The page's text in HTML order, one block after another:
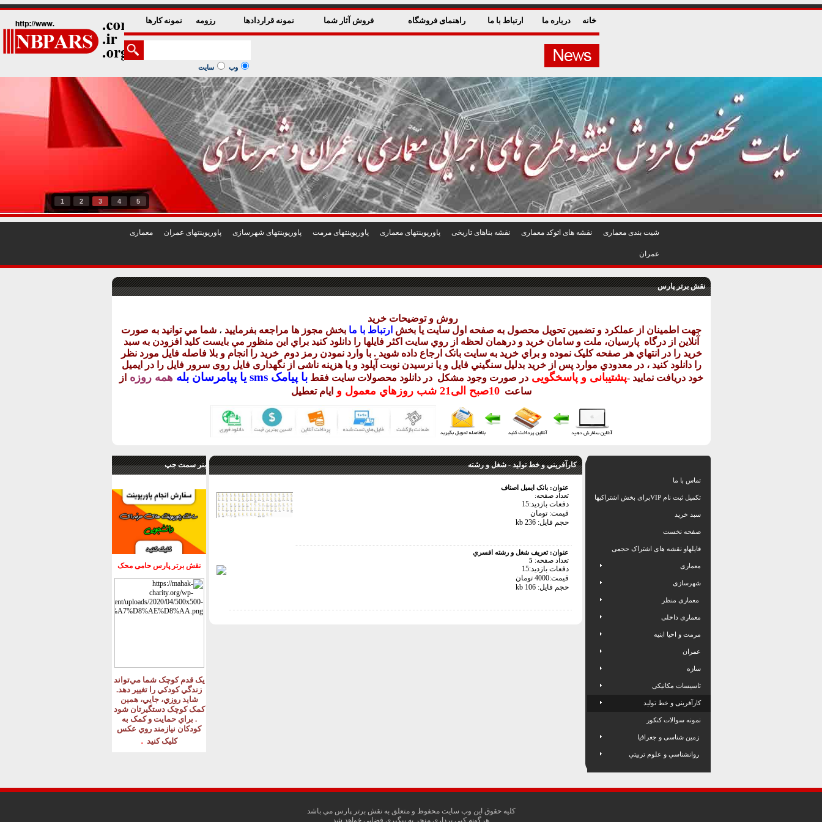
خانه درباره ما ارتباط با ما راهنمای فروشگاه فروش آثار شما نمونه قراردادها رزومه نمونه کارها
وب سایت
1 2 3 4 5
شيت بندی معماری نقشه های اتوکد معماری نقشه بناهای تاريخی پاورپوينتهای معماری پاورپوينتهای مرمت پاورپوينتهای شهرسازی پاورپوينتهای عمران معماری
عمران
نقش برتر پارس
روش و توضيحات خريد
جهت اطمينان از عملکرد و تضمين تحويل محصول به صفحه اول سايت يا بخش ارتباط با ما بخش مجوز ها مراجعه بفرماييد ، شما مي توانيد به صورت
آنلاين از درگاه پارسيان، ملت و سامان خريد و درهمان لحظه از روي سايت اکثر فايلها را دانلود کنيد براي اين منظور مي بايست کليد افزودن به سبد
خريد را در انتهاي هر صفحه کليک نموده و براي خريد به سايت بانک ارجاع داده شويد . با وارد نمودن رمز دوم خريد را انجام و بلا فاصله فايل مورد نظر
را دانلود کنيد ، در معدودي موارد پس از خريد بدليل سنگيني فايل و يا نرسيدن نوبت آپلود و يا هزينه ناشی از نگهداری فايل روی سرور فايل را در ايميل
خود دريافت نماييد -پشتيبانی و پاسخگويی در صورت وجود مشکل در دانلود محصولات سايت فقط با پيامک sms يا پيامرسان بله همه روزه از
ساعت 10صبح الی21 شب روزهاي معمول و ايام تعطيل
بنر سمت جپ
نقش برتر پارس حامی محک
يک قدم کوچک شما مي‌تواند
زندگي کودکي را تغيير دهد.
شايد روزي، جايي، همين
کمک کوچک دستگيرتان شود
. براي حمايت و کمک به
کودکان نيازمند روي عکس
کليک کنيد .
كارآفريني و خط توليد - شغل و رشته
عنوان: بانک ایمیل اصناف
تعداد صفحه:
دفعات بازدید:15
قیمت: تومان
حجم فایل: 236 kb
عنوان:تعريف شغل و رشته افسري
تعداد صفحه: 5
دفعات بازدید:15
قیمت:4000 تومان
حجم فایل: 106 kb
تماس با ما
تکمیل ثبت نام VIPبرای بخش اشتراکیها
سبد خرید
صفحه نخست
فایلهاو نقشه های اشتراک حجمی
معماری
شهرسازی
معماری منظر
معماری داخلی
مرمت و احیا ابنیه
عمران
سازه
تاسیسات مکانیکی
کارآفرینی و خط تولید
نمونه سوالات کنکور
زمین شناسی و جغرافیا
روانشناسي و علوم تربيتي
کليه حقوق اين وب سايت محفوظ و متعلق به نقش برتر پارس مي باشد
هرگونه کپی برداری منجر به پیگیری قضایی خواهد شد